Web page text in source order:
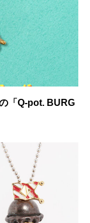
「Q-pot. BURG